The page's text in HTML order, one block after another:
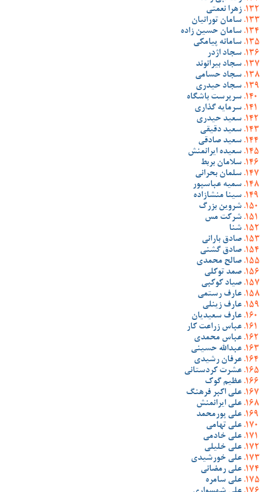
زهرا نعمتی
سامان تورانیان
سامان حسین زاده
سامانه پیامکی
سجاد اژدر
سجاد بیرانوند
سجاد حسامی
سجاد حیدری
سرپرست باشگاه
سرمایه گذاری
سعید حیدری
سعید دقیقی
سعید صادقی
سعیده ایرانمنش
سلامان بربط
سلمان بحرانی
سمیه عباسپور
سینا منشازاده
شروین بزرگ
شرکت مس
شنا
صادق بارانی
صادق گشنی
صالح محمدی
صمد توکلی
صیاد کوکبی
عارف رستمی
عارف زینلی
عارف سعیدیان
عباس زراعت کار
عباس محمدی
عبدالله حسینی
عرفان رشیدی
عشرت کردستانی
عظیم گوک
علی اکبر فرهنگ
علی ایرانمنش
علی پورمحمد
علی تهامی
علی خادمی
علی خلیلی
علی خورشیدی
علی رمضانی
علی سامره